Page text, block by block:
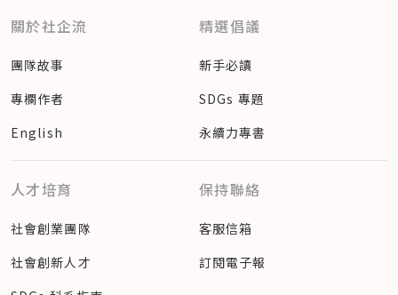
關於社企流
團隊故事
專欄作者
English
精選倡議
新手必讀
SDGs 專題
永續力專書
人才培育
社會創業團隊
社會創新人才
保持聯絡
客服信箱
訂閱電子報